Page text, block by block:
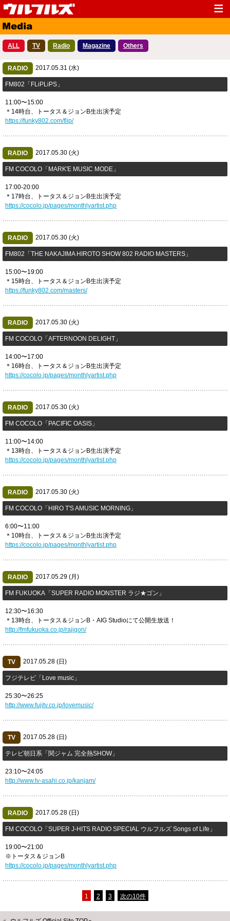
Top
Media Live
Profile
Fanclub
Contact Link
ALL TV Radio Magazine Others
RADIO 2017.05.31 (水)
FM802「FLiPLiPS」
11:00〜15:00
＊14時台、トータス＆ジョンB生出演予定
https://funky802.com/flip/
RADIO 2017.05.30 (火)
FM COCOLO「MARK'E MUSIC MODE」
17:00-20:00
＊17時台、トータス＆ジョンB生出演予定
https://cocolo.jp/pages/monthlyartist.php
RADIO 2017.05.30 (火)
FM802「THE NAKAJIMA HIROTO SHOW 802 RADIO MASTERS」
15:00〜19:00
＊15時台、トータス＆ジョンB生出演予定
https://funky802.com/masters/
RADIO 2017.05.30 (火)
FM COCOLO「AFTERNOON DELIGHT」
14:00〜17:00
＊16時台、トータス＆ジョンB生出演予定
https://cocolo.jp/pages/monthlyartist.php
RADIO 2017.05.30 (火)
FM COCOLO「PACIFIC OASIS」
11:00〜14:00
＊13時台、トータス＆ジョンB生出演予定
https://cocolo.jp/pages/monthlyartist.php
RADIO 2017.05.30 (火)
FM COCOLO「HIRO T'S AMUSIC MORNING」
6:00〜11:00
＊10時台、トータス＆ジョンB生出演予定
https://cocolo.jp/pages/monthlyartist.php
RADIO 2017.05.29 (月)
FM FUKUOKA「SUPER RADIO MONSTER ラジ★ゴン」
12:30〜16:30
＊13時台、トータス＆ジョンB・AIG Studioにて公開生放送！
http://fmfukuoka.co.jp/rajigon/
TV 2017.05.28 (日)
フジテレビ「Love music」
25:30〜26:25
http://www.fujitv.co.jp/lovemusic/
TV 2017.05.28 (日)
テレビ朝日系「関ジャム 完全熱SHOW」
23:10〜24:05
http://www.tv-asahi.co.jp/kanjam/
RADIO 2017.05.28 (日)
FM COCOLO「SUPER J-HITS RADIO SPECIAL ウルフルズ Songs of Life」
19:00〜21:00
※トータス＆ジョンB
https://cocolo.jp/pages/monthlyartist.php
1 2 3 次の10件